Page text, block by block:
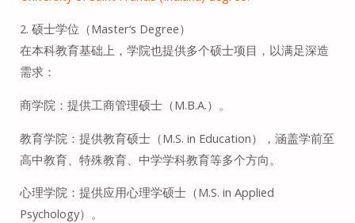
2. 硕士学位（Master‘s Degree）
在本科教育基础上，学院也提供多个硕士项目，以满足深造
需求：
商学院：提供工商管理硕士（M.B.A.）。
教育学院：提供教育硕士（M.S. in Education），涵盖学前至
高中教育、特殊教育、中学学科教育等多个方向。
心理学院：提供应用心理学硕士（M.S. in Applied
Psychology）。